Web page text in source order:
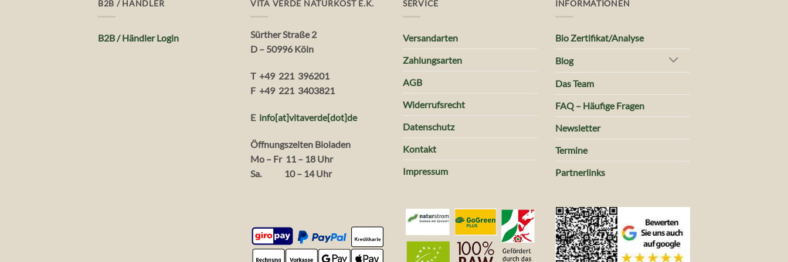
B2B / HÄNDLER
B2B / Händler Login
VITA VERDE NATURKOST E.K.
Sürther Straße 2
D – 50996 Köln
T +49 221 396201
F +49 221 3403821
E info[at]vitaverde[dot]de
Öffnungszeiten Bioladen
Mo – Fr 11 – 18 Uhr
Sa. 10 – 14 Uhr
SERVICE
Versandarten
Zahlungsarten
AGB
Widerrufsrecht
Datenschutz
Kontakt
Impressum
INFORMATIONEN
Bio Zertifikat/Analyse
Blog
Das Team
FAQ – Häufige Fragen
Newsletter
Termine
Partnerlinks